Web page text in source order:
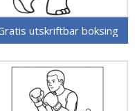
utskriftbar boksing